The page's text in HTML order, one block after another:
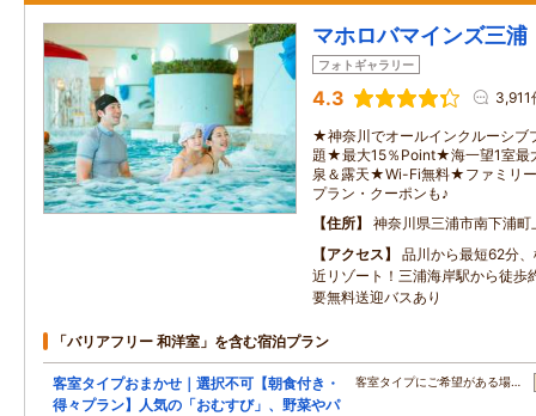
マホロバマインズ三浦
フォトギャラリー
4.3 3,911
★神奈川でオールインクルーシ
題★最大15％Point★海一望1室
泉＆露天★Wi-Fi無料★ファミリ
プラン・クーポンも♪
住所
神奈川県三浦市南下浦
アクセス
品川から最短62分
近リゾート！三浦海岸駅から徒歩
要無料送迎バスあり
「バリアフリー 和洋室」を含む宿泊プラン
客室タイプおまかせ｜選択不可【朝食付き・
得々プラン】人気の「おむすび」、野菜やパ
客室タイプにご希望がある場…